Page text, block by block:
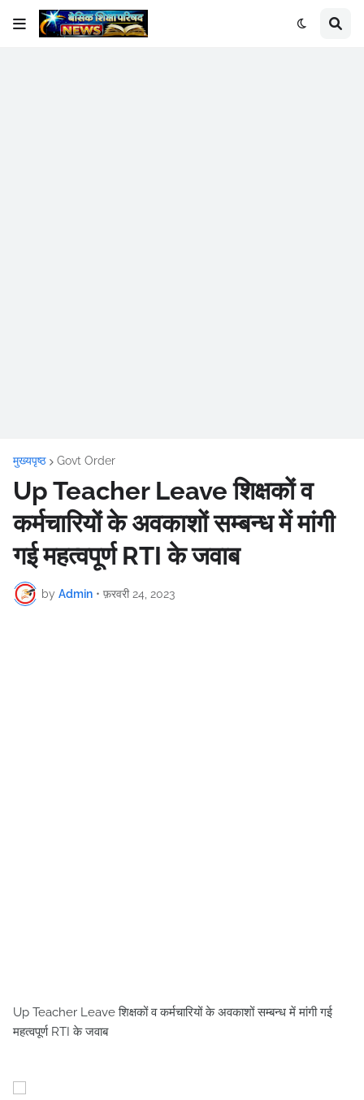
मुख्यपृष्ठ Govt Order
Up Teacher Leave शिक्षकों व
कर्मचारियों के अवकाशों सम्बन्ध में मांगी
गई महत्वपूर्ण RTI के जवाब
by Admin • फ़रवरी 24, 2023
Up Teacher Leave शिक्षकों व कर्मचारियों के अवकाशों सम्बन्ध में मांगी गई
महत्वपूर्ण RTI के जवाब